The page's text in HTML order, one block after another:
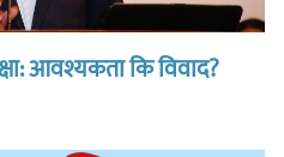
आवश्यकता कि विवाद?